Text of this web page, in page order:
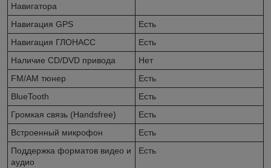
Навигатора
Навигация GPS
Есть
Навигация ГЛОНАСС
Есть
Наличие CD/DVD привода
Нет
FM/AM тюнер
Есть
BlueTooth
Есть
Громкая связь (Handsfree)
Есть
Встроенный микрофон
Есть
Поддержка форматов видео и
аудио
Есть